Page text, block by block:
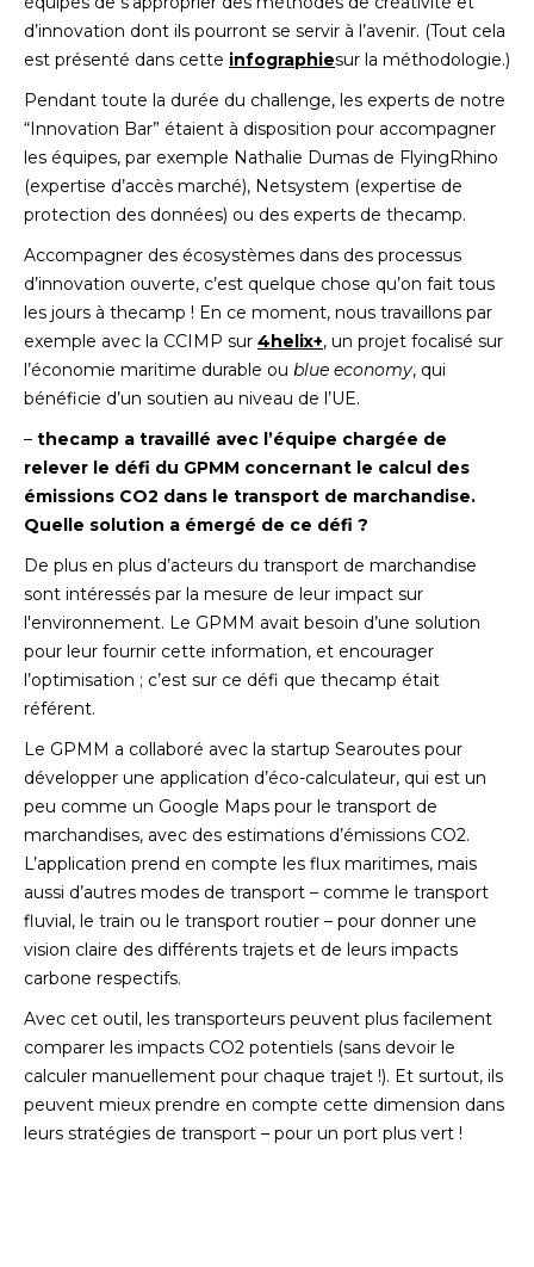
d’innovation dont ils pourront se servir à l’avenir. (Tout cela
est présenté dans cette infographiesur la méthodologie.)
Pendant toute la durée du challenge, les experts de notre
“Innovation Bar” étaient à disposition pour accompagner
les équipes, par exemple Nathalie Dumas de FlyingRhino
(expertise d’accès marché), Netsystem (expertise de
protection des données) ou des experts de thecamp.
Accompagner des écosystèmes dans des processus
d’innovation ouverte, c’est quelque chose qu’on fait tous
les jours à thecamp ! En ce moment, nous travaillons par
exemple avec la CCIMP sur 4helix+, un projet focalisé sur
l’économie maritime durable ou blue economy, qui
bénéficie d’un soutien au niveau de l’UE.
– thecamp a travaillé avec l’équipe chargée de
relever le défi du GPMM concernant le calcul des
émissions CO2 dans le transport de marchandise.
Quelle solution a émergé de ce défi ?
De plus en plus d’acteurs du transport de marchandise
sont intéressés par la mesure de leur impact sur
l'environnement. Le GPMM avait besoin d’une solution
pour leur fournir cette information, et encourager
l’optimisation ; c’est sur ce défi que thecamp était
référent.
Le GPMM a collaboré avec la startup Searoutes pour
développer une application d’éco-calculateur, qui est un
peu comme un Google Maps pour le transport de
marchandises, avec des estimations d’émissions CO2.
L’application prend en compte les flux maritimes, mais
aussi d’autres modes de transport – comme le transport
fluvial, le train ou le transport routier – pour donner une
vision claire des différents trajets et de leurs impacts
carbone respectifs.
Avec cet outil, les transporteurs peuvent plus facilement
comparer les impacts CO2 potentiels (sans devoir le
calculer manuellement pour chaque trajet !). Et surtout, ils
peuvent mieux prendre en compte cette dimension dans
leurs stratégies de transport – pour un port plus vert !